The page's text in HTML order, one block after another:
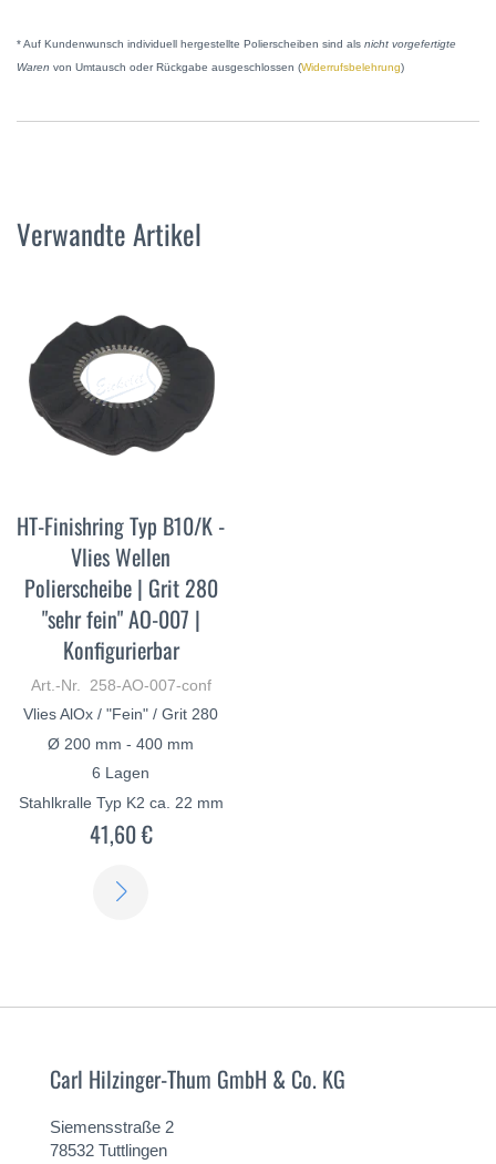
* Auf Kundenwunsch individuell hergestellte Polierscheiben sind als nicht vorgefertigte
Waren von Umtausch oder Rückgabe ausgeschlossen (Widerrufsbelehrung)
Verwandte Artikel
HT-Finishring Typ B10/K -
Vlies Wellen
Polierscheibe | Grit 280
"sehr fein" AO-007 |
Konfigurierbar
Art.-Nr. 258-AO-007-conf
Vlies AlOx / "Fein" / Grit 280
Ø 200 mm - 400 mm
6 Lagen
Stahlkralle Typ K2 ca. 22 mm
41,60 €
Carl Hilzinger-Thum GmbH & Co. KG
Siemensstraße 2
78532 Tuttlingen